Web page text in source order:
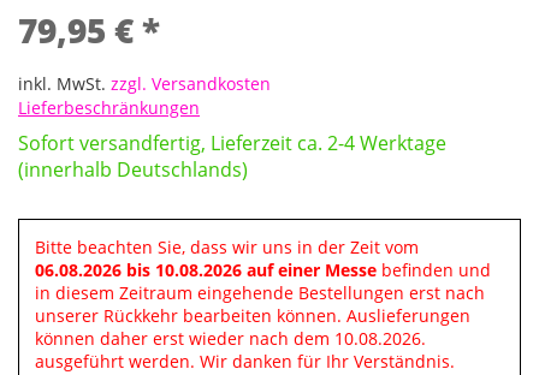
79,95 € *
inkl. MwSt. zzgl. Versandkosten
Lieferbeschränkungen
Sofort versandfertig, Lieferzeit ca. 2-4 Werktage
(innerhalb Deutschlands)
Bitte beachten Sie, dass wir uns in der Zeit vom
06.08.2026 bis 10.08.2026 auf einer Messe befinden und
in diesem Zeitraum eingehende Bestellungen erst nach
unserer Rückkehr bearbeiten können. Auslieferungen
können daher erst wieder nach dem 10.08.2026.
ausgeführt werden. Wir danken für Ihr Verständnis.